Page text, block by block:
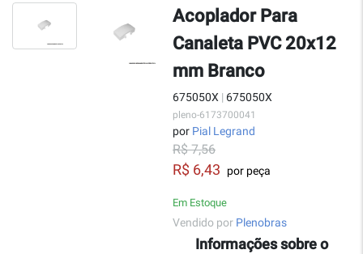
Acoplador Para
Canaleta PVC 20x12
mm Branco
675050X | 675050X
pleno-6173700041
por Pial Legrand
R$ 7,56
R$ 6,43 por peça
Em Estoque
Vendido por Plenobras
Informações sobre o